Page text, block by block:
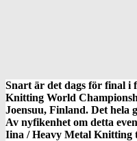
Snart är det dags för final i
Knitting World
Joensuu, Finland. Det hela
Av nyfikenhet om detta
Iina / Heavy Metal Knitting